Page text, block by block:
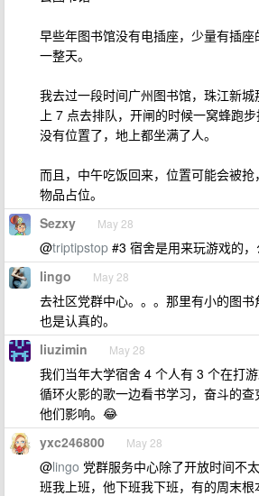
早些年图书馆没有电插座，少量有插
一整天。
我去过一段时间广州图书馆，珠江新
上 7 点去排队，开闸的时候一窝蜂跑
没有位置了，地上都坐满了人。
而且，中午吃饭回来，位置可能会被
物品占位。
Sezxy May 28
@triptipstop #3 宿舍是用来玩游戏的
lingo May 28
去社区党群中心。。。那里有小的图
也是认真的。
liuzimin May 28
我们当年大学宿舍 4 个人有 3 个在打
循环火影的歌一边看书学习，奋斗的
他们影响。😂
yxc246800 May 28
@lingo 党群服务中心除了开放时间不
班我上班，他下班我下班，有的周末根